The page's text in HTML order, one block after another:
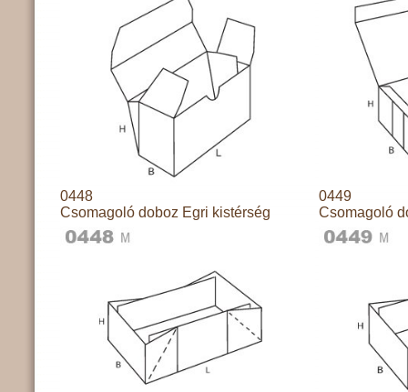
0448
Csomagoló doboz Egri kistérség
0449
Csomagoló